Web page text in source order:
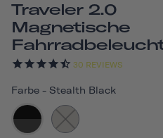
Traveler 2.0
Magnetische
30 REVIEWS
Farbe - Stealth Black